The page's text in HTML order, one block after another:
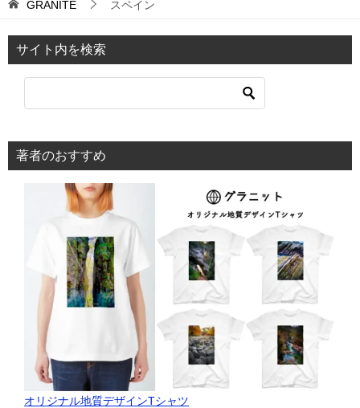
GRANITE スペイン
サイト内を検索
著者のおすすめ
オリジナル地質デザインTシャツ